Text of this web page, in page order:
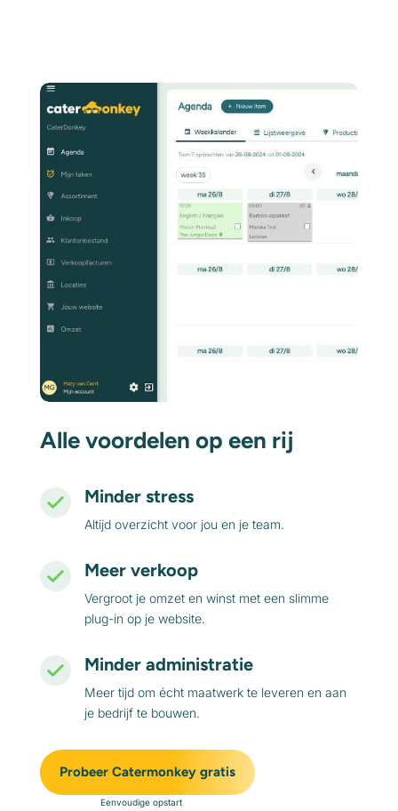
Alle voordelen op een rij
Minder stress
Altijd overzicht voor jou en je team.
Meer verkoop
Vergroot je omzet en winst met een slimme
plug-in op je website.
Minder administratie
Meer tijd om écht maatwerk te leveren en aan
je bedrijf te bouwen.
Probeer Catermonkey gratis
Eenvoudige opstart